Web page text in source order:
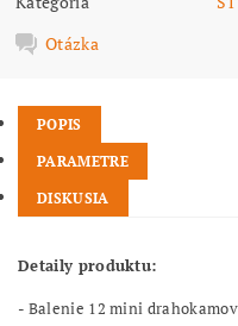
Otázka
POPIS
PARAMETRE
DISKUSIA
Detaily produktu:
- Balenie 12 mini